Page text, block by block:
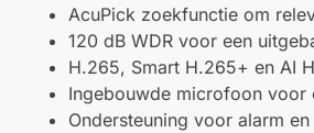
AcuPick zoekfunctie om
120 dB WDR voor een
H.265, Smart H.265+ en AI
Ingebouwde microfoon voor
Ondersteuning voor alarm